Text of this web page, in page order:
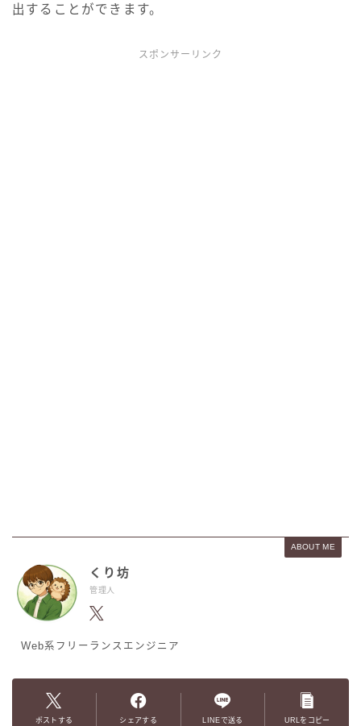
出することができます。
スポンサーリンク
ABOUT ME
くり坊
管理人
Web系フリーランスエンジニア
ポストする シェアする LINEで送る URLをコピー